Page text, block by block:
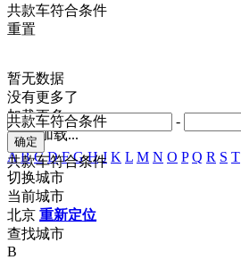
-
共款车符合条件
共款车符合条件
共款车符合条件
重置
暂无数据
没有更多了
加载更多
正在加载...
A B C D F G H J K L M N O P Q R S T
切换城市
当前城市
北京 重新定位
查找城市
B